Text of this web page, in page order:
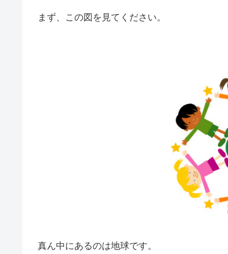
まず、この図を見てください。
真ん中にあるのは地球です。